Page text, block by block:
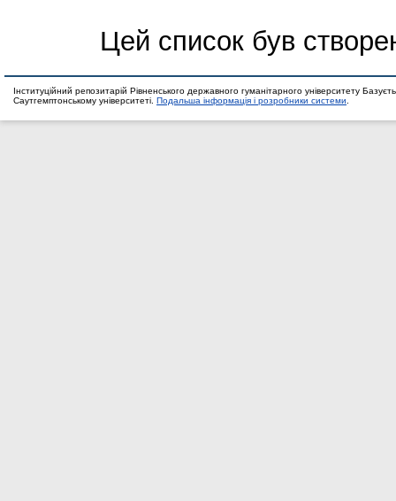
Цей список був
Інституційний репозитарій Рівненського державного гуманітарного університету
Саутгемптонському університеті. Подальша інформація і розробники системи